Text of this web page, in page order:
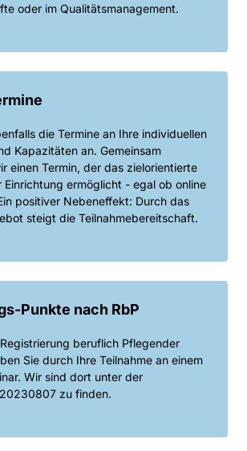
oder im Qualitätsmanagement.
die Termine an Ihre individuellen
Kapazitäten an. Gemeinsam
einen Termin, der das zielorientierte
Einrichtung ermöglicht - egal ob online
positiver Nebeneffekt: Durch das
steigt die Teilnahmebereitschaft.
Punkte nach RbP
beruflich Pflegender
Sie durch Ihre Teilnahme an einem
Wir sind dort unter der
zu finden.